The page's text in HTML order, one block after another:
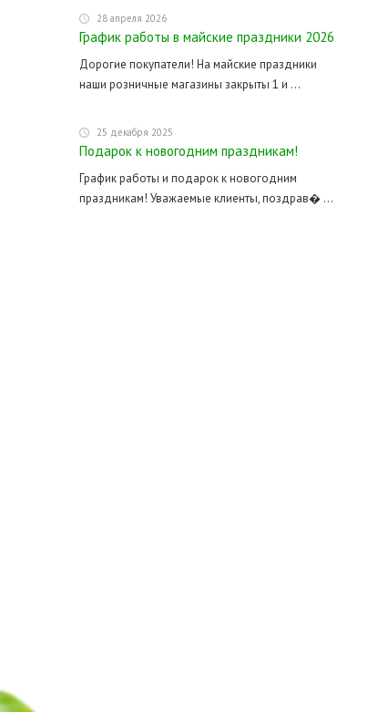
28 апреля 2026
График работы в майские праздники 2026
Дорогие покупатели! На майские праздники
наши розничные магазины закрыты 1 и ...
25 декабря 2025
Подарок к новогодним праздникам!
График работы и подарок к новогодним
праздникам! Уважаемые клиенты, поздрав� ...